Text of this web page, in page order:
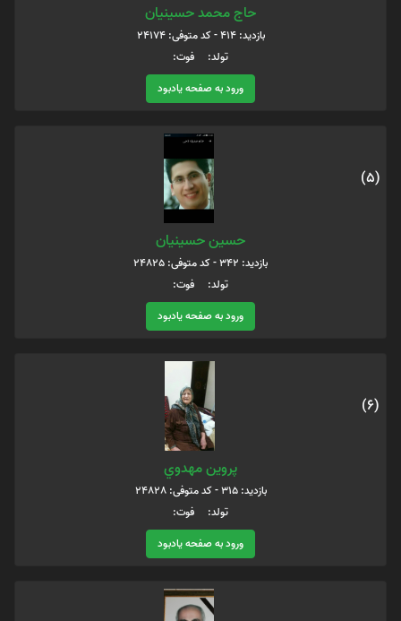
حاج محمد حسينيان
بازدید: 414 - کد متوفی: 24174
تولد: فوت:
ورود به صفحه یادبود
(5)
حسين حسينيان
بازدید: 342 - کد متوفی: 24825
تولد: فوت:
ورود به صفحه یادبود
(6)
پروين مهدوي
بازدید: 315 - کد متوفی: 24828
تولد: فوت:
ورود به صفحه یادبود